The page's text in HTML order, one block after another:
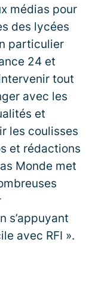
médias pour
des lycées
particulier
24 et
tout
avec les
et
les coulisses
et rédactions
Monde met
s’appuyant
avec RFI ».